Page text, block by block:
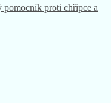
proti chřipce a